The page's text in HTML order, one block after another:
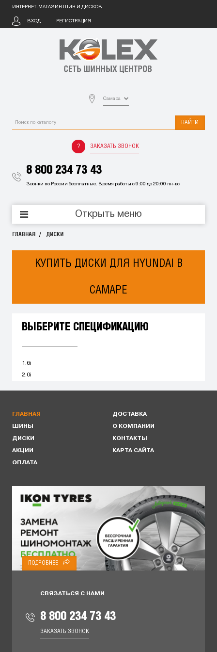
ИНТЕРНЕТ-МАГАЗИН ШИН И ДИСКОВ
ВХОД РЕГИСТРАЦИЯ
Самара
НАЙТИ
ЗАКАЗАТЬ ЗВОНОК
8 800 234 73 43
Звонки по России бесплатные. Время работы с 9:00 до 20:00 пн-вс
Открыть меню
ГЛАВНАЯ ДИСКИ
КУПИТЬ ДИСКИ ДЛЯ HYUNDAI В
САМАРЕ
ВЫБЕРИТЕ СПЕЦИФИКАЦИЮ
1.6i
2.0i
ГЛАВНАЯ
ШИНЫ
ДИСКИ
АКЦИИ
ОПЛАТА
ДОСТАВКА
О КОМПАНИИ
КОНТАКТЫ
КАРТА САЙТА
ПОДРОБНЕЕ
СВЯЗАТЬСЯ С НАМИ
8 800 234 73 43
ЗАКАЗАТЬ ЗВОНОК